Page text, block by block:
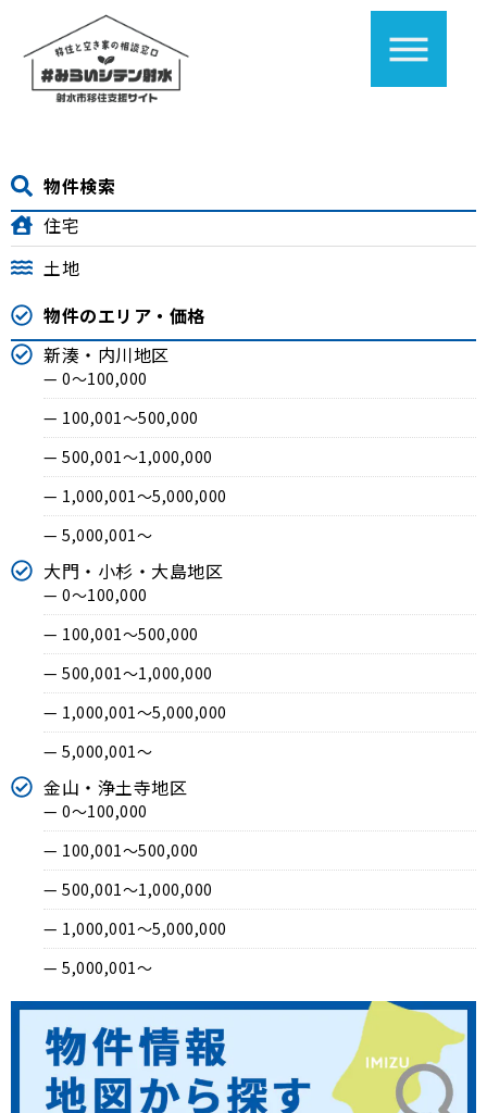
物件検索
住宅
土地
物件のエリア・価格
新湊・内川地区
— 0〜100,000
— 100,001〜500,000
— 500,001〜1,000,000
— 1,000,001〜5,000,000
— 5,000,001〜
大門・小杉・大島地区
— 0〜100,000
— 100,001〜500,000
— 500,001〜1,000,000
— 1,000,001〜5,000,000
— 5,000,001〜
金山・浄土寺地区
— 0〜100,000
— 100,001〜500,000
— 500,001〜1,000,000
— 1,000,001〜5,000,000
— 5,000,001〜